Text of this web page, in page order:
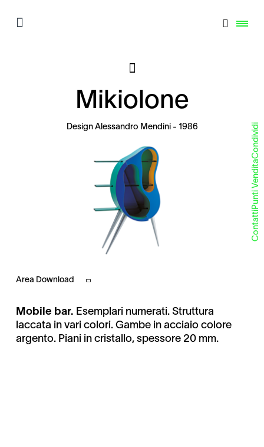
Mikiolone
Design Alessandro Mendini - 1986
Area Download
Condividi
Punti Vendita
Contatti
Mobile bar. Esemplari numerati. Struttura
laccata in vari colori. Gambe in acciaio colore
argento. Piani in cristallo, spessore 20 mm.